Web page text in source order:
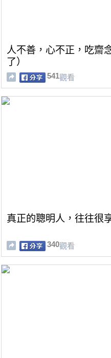
人不善，心不正，吃齋
了）
541觀看
真正的聰明人，往往很
340觀看